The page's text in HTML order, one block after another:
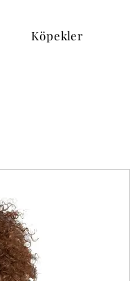
Köpekler